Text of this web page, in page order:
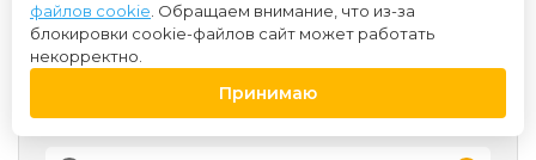
3 250 ₽
файлов cookie . Обращаем внимание, что из-за
блокировки cookie-файлов сайт может работать
некорректно.
Принимаю